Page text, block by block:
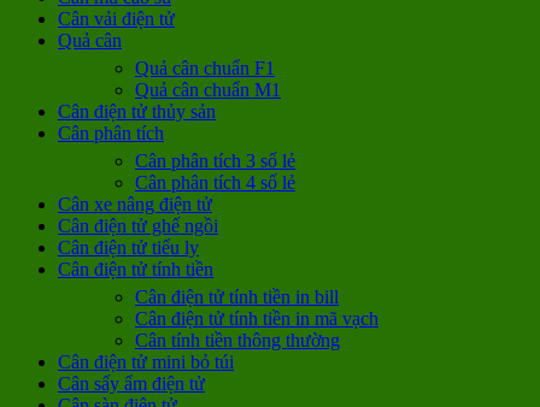
Cân vải điện tử
Quả cân
Quả cân chuẩn F1
Quả cân chuẩn M1
Cân điện tử thủy sản
Cân phân tích
Cân phân tích 3 số lẻ
Cân phân tích 4 số lẻ
Cân xe nâng điện tử
Cân điện tử ghế ngồi
Cân điện tử tiểu ly
Cân điện tử tính tiền
Cân điện tử tính tiền in bill
Cân điện tử tính tiền in mã vạch
Cân tính tiền thông thường
Cân điện tử mini bỏ túi
Cân sấy ẩm điện tử